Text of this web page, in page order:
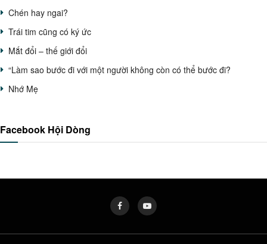
Chén hay ngai?
Trái tim cũng có ký ức
Mắt đổi – thế giới đổi
“Làm sao bước đi với một người không còn có thể bước đi?
Nhớ Mẹ
Facebook Hội Dòng